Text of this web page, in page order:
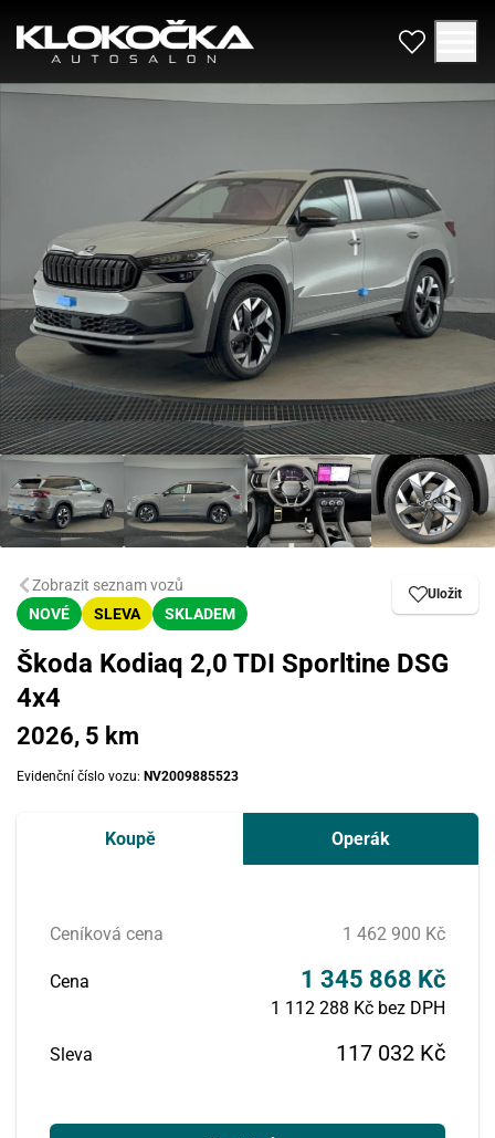
Zobrazit seznam vozů
NOVÉ
SLEVA SKLADEM
Uložit
Škoda Kodiaq 2,0 TDI Sporltine DSG
4x4
2026, 5 km
Evidenční číslo vozu: NV2009885523
Koupě Operák
Ceníková cena 1 462 900 Kč
Cena 1 345 868 Kč
1 112 288 Kč bez DPH
Sleva 117 032 Kč